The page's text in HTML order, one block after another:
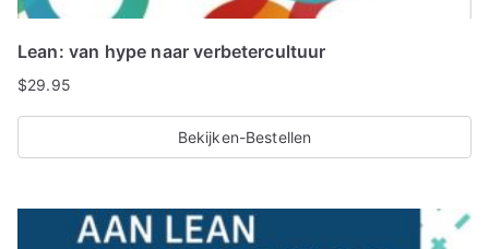
Lean: van hype naar verbetercultuur
$29.95
Bekijken-Bestellen